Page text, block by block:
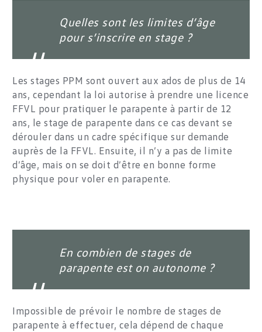
Quelles sont les limites d’âge
pour s’inscrire en stage ?
Les stages PPM sont ouvert aux ados de plus de 14
ans, cependant la loi autorise à prendre une licence
FFVL pour pratiquer le parapente à partir de 12
ans, le stage de parapente dans ce cas devant se
dérouler dans un cadre spécifique sur demande
auprès de la FFVL. Ensuite, il n’y a pas de limite
d’âge, mais on se doit d’être en bonne forme
physique pour voler en parapente.
En combien de stages de
parapente est on autonome ?
Impossible de prévoir le nombre de stages de
parapente à effectuer, cela dépend de chaque